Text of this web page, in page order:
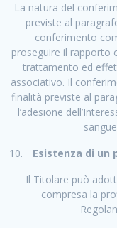
La natura del
previste al
conferimento
proseguire il rapporto
trattamento ed
associativo. Il
finalità previste al
l’adesione
Esistenza di un
Il Titolare può
compresa la